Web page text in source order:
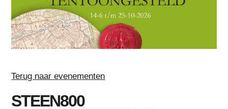
Terug naar evenementen
STEEN800